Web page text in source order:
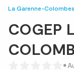
La Garenne-Colombes
COGEP